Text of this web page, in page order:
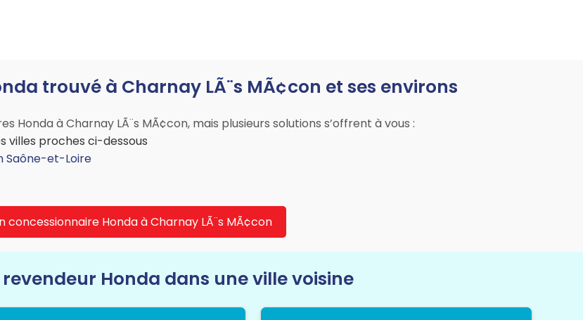
trouvé à Charnay LÃ¨s MÃ¢con et ses environs
Honda à Charnay LÃ¨s MÃ¢con, mais plusieurs solutions s’offrent à vous :
villes proches ci-dessous
Saône-et-Loire
concessionnaire Honda à Charnay LÃ¨s MÃ¢con
Honda dans une ville voisine